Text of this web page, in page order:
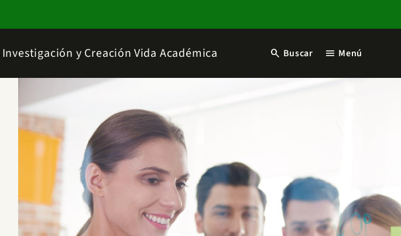
Investigación y Creación Vida Académica search Buscar menu Menú